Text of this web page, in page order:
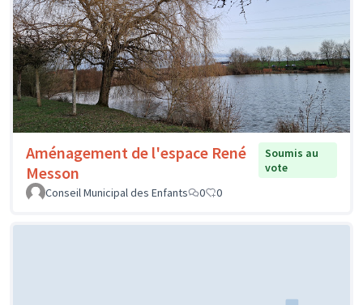
Aménagement de l'espace René
Messon
Soumis au
vote
Conseil Municipal des Enfants
0 0